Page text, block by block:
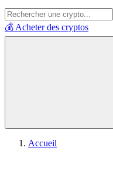
💰 Acheter des cryptos
Accueil